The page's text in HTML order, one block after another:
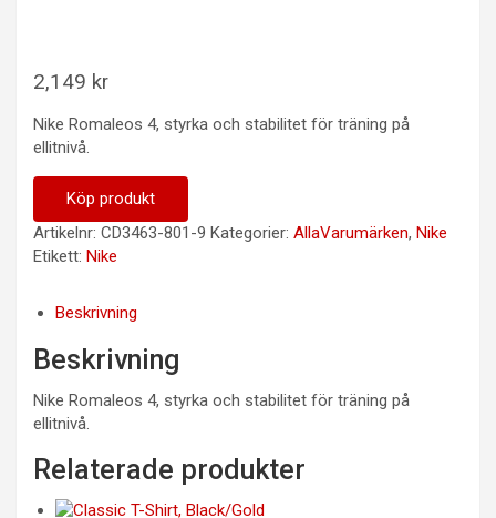
2,149 kr
Nike Romaleos 4, styrka och stabilitet för träning på
ellitnivå.
Köp produkt
Artikelnr: CD3463-801-9 Kategorier: AllaVarumärken, Nike
Etikett: Nike
Beskrivning
Beskrivning
Nike Romaleos 4, styrka och stabilitet för träning på
ellitnivå.
Relaterade produkter